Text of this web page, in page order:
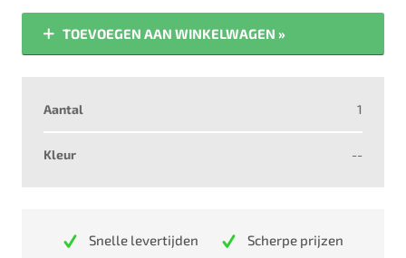
TOEVOEGEN AAN WINKELWAGEN »
Aantal 1
Kleur --
Snelle levertijden Scherpe prijzen